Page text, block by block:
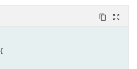
content_copy zoom_out_map